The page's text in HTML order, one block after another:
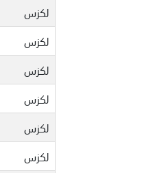
لكزس
لكزس
لكزس
لكزس
لكزس
لكزس